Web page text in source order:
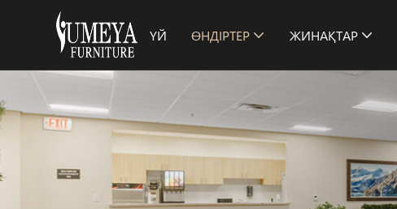
ҮЙ ӨНДІРТЕР ЖИНАҚТАР